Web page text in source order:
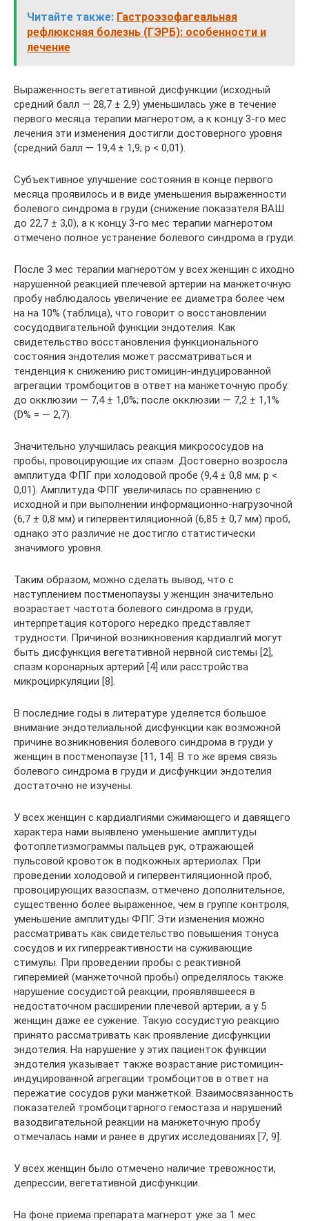
Читайте также: Гастроэзофагеальная
рефлюксная болезнь (ГЭРБ): особенности и
лечение
Выраженность вегетативной дисфункции (исходный
средний балл — 28,7 ± 2,9) уменьшилась уже в течение
первого месяца терапии магнеротом, а к концу 3-го мес
лечения эти изменения достигли достоверного уровня
(средний балл — 19,4 ± 1,9; р < 0,01).
Субъективное улучшение состояния в конце первого
месяца проявилось и в виде уменьшения выраженности
болевого синдрома в груди (снижение показателя ВАШ
до 22,7 ± 3,0), а к концу 3-го мес терапии магнеротом
отмечено полное устранение болевого синдрома в груди.
После 3 мес терапии магнеротом у всех женщин с иходно
нарушенной реакцией плечевой артерии на манжеточную
пробу наблюдалось увеличение ее диаметра более чем
на на 10% (таблица), что говорит о восстановлении
сосудодвигательной функции эндотелия. Как
свидетельство восстановления функционального
состояния эндотелия может рассматриваться и
тенденция к снижению ристомицин-индуцированной
агрегации тромбоцитов в ответ на манжеточную пробу:
до окклюзии — 7,4 ± 1,0%; после окклюзии — 7,2 ± 1,1%
(D% = — 2,7).
Значительно улучшилась реакция микрососудов на
пробы, провоцирующие их спазм. Достоверно возросла
амплитуда ФПГ при холодовой пробе (9,4 ± 0,8 мм; p <
0,01). Амплитуда ФПГ увеличилась по сравнению с
исходной и при выполнении информационно-нагрузочной
(6,7 ± 0,8 мм) и гипервентиляционной (6,85 ± 0,7 мм) проб,
однако это различие не достигло статистически
значимого уровня.
Таким образом, можно сделать вывод, что с
наступлением постменопаузы у женщин значительно
возрастает частота болевого синдрома в груди,
интерпретация которого нередко представляет
трудности. Причиной возникновения кардиалгий могут
быть дисфункция вегетативной нервной системы [2],
спазм коронарных артерий [4] или расстройства
микроциркуляции [8].
В последние годы в литературе уделяется большое
внимание эндотелиальной дисфункции как возможной
причине возникновения болевого синдрома в груди у
женщин в постменопаузе [11, 14]. В то же время связь
болевого синдрома в груди и дисфункции эндотелия
достаточно не изучены.
У всех женщин с кардиалгиями сжимающего и давящего
характера нами выявлено уменьшение амплитуды
фотоплетизмограммы пальцев рук, отражающей
пульсовой кровоток в подкожных артериолах. При
проведении холодовой и гипервентиляционной проб,
провоцирующих вазоспазм, отмечено дополнительное,
существенно более выраженное, чем в группе контроля,
уменьшение амплитуды ФПГ. Эти изменения можно
рассматривать как свидетельство повышения тонуса
сосудов и их гиперреактивности на суживающие
стимулы. При проведении пробы с реактивной
гиперемией (манжеточной пробы) определялось также
нарушение сосудистой реакции, проявлявшееся в
недостаточном расширении плечевой артерии, а у 5
женщин даже ее сужение. Такую сосудистую реакцию
принято рассматривать как проявление дисфункции
эндотелия. На нарушение у этих пациенток функции
эндотелия указывает также возрастание ристомицин-
индуцированной агрегации тромбоцитов в ответ на
пережатие сосудов руки манжеткой. Взаимосвязанность
показателей тромбоцитарного гемостаза и нарушений
вазодвигательной реакции на манжеточную пробу
отмечалась нами и ранее в других исследованиях [7, 9].
У всех женщин было отмечено наличие тревожности,
депрессии, вегетативной дисфункции.
На фоне приема препарата магнерот уже за 1 мес